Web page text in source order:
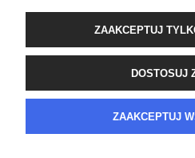
GWARANCJA
O
ZAAKCEPTUJ
DOSTOSUJ
ZAAKCEPTUJ